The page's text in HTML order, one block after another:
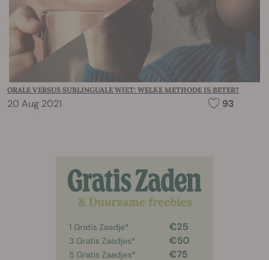
ORALE VERSUS SUBLINGUALE WIET: WELKE METHODE IS BETER?
20 Aug 2021 93